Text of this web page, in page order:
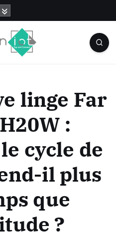
linge Far
:
cycle de
il plus
que
?